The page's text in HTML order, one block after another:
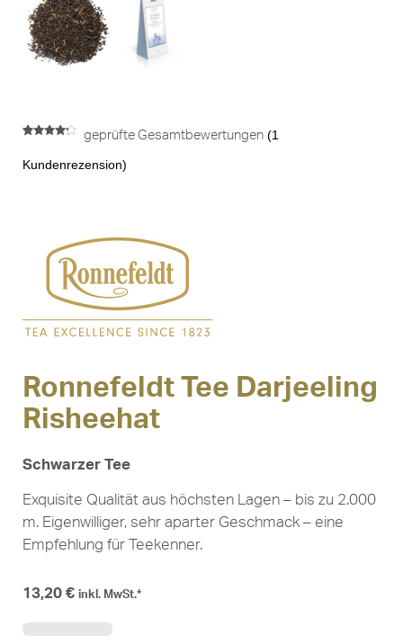
von 5,
geprüfte Gesamtbewertungen (1
Kundenrezension)
Ronnefeldt Tee Darjeeling
Risheehat
Schwarzer Tee
Exquisite Qualität aus höchsten Lagen – bis zu 2.000
m. Eigenwilliger, sehr aparter Geschmack – eine
Empfehlung für Teekenner.
13,20 € inkl. MwSt.*